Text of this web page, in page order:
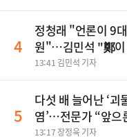
4
정청래 "언론이 9
원"…김민석 "鄭이
다"
13:41 김민석 기자
5
다섯 배 늘어난 ‘괴
염’…전문가 “앞으
13:17 장정욱 기자